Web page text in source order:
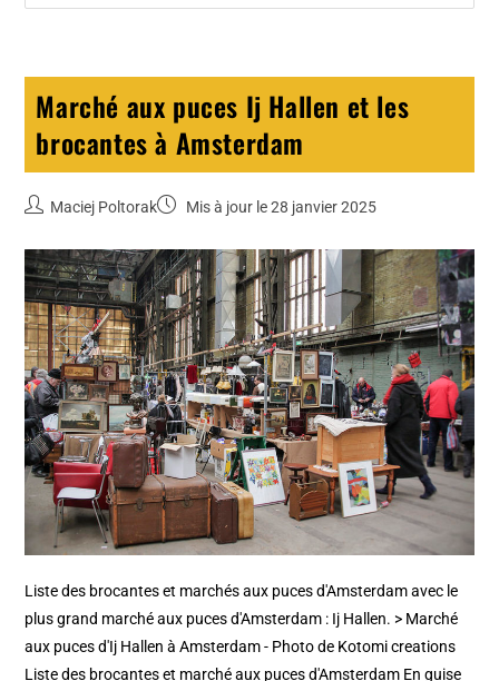
Marché aux puces Ij Hallen et les
brocantes à Amsterdam
Maciej Poltorak Mis à jour le 28 janvier 2025
Liste des brocantes et marchés aux puces d'Amsterdam avec le
plus grand marché aux puces d'Amsterdam : Ij Hallen. > Marché
aux puces d'Ij Hallen à Amsterdam - Photo de Kotomi creations
Liste des brocantes et marché aux puces d'Amsterdam En guise